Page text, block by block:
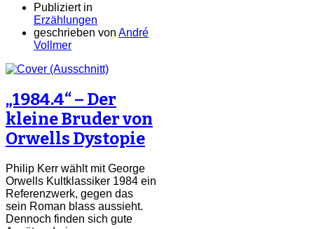
Publiziert in
Erzählungen
geschrieben von André
Vollmer
„1984.4“ – Der
kleine Bruder von
Orwells Dystopie
Philip Kerr wählt mit George
Orwells Kultklassiker 1984 ein
Referenzwerk, gegen das
sein Roman blass aussieht.
Dennoch finden sich gute